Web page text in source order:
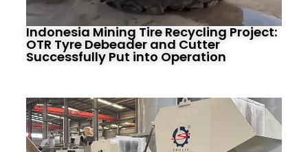
Indonesia Mining Tire Recycling Project:
OTR Tyre Debeader and Cutter
Successfully Put into Operation